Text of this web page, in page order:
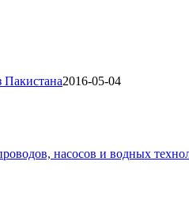
Пакистана2016-05-04
насосов и водных